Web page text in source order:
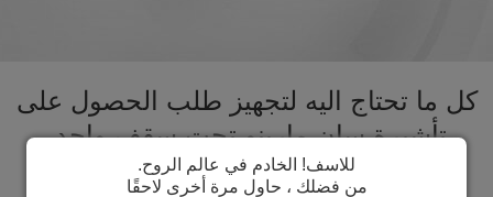
كل ما تحتاج اليه لتجهيز طلب الحصول على
تأشيرة سان مارينو تحت سقف واحد.
تسريع عملية الحصول على تأشيرة سان
للاسف! الخادم في عالم الروح.
من فضلك ، حاول مرة أخرى لاحقًا